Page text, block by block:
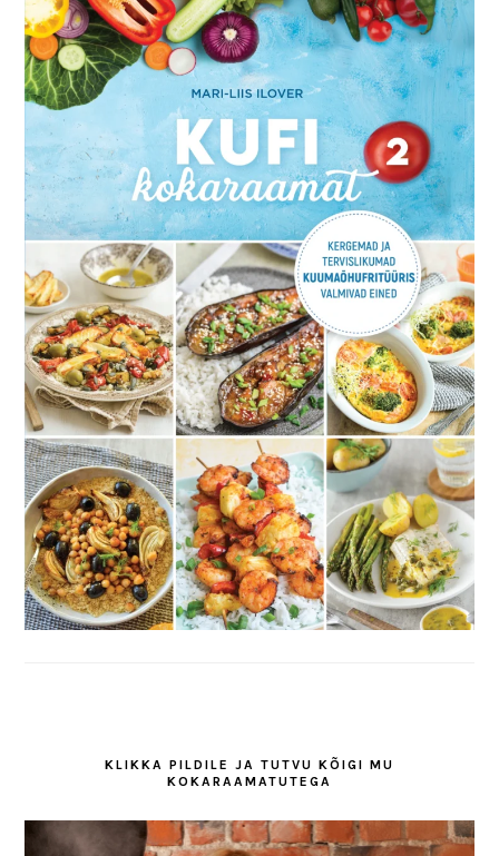
KLIKKA PILDILE JA TUTVU KÕIGI MU
KOKARAAMATUTEGA